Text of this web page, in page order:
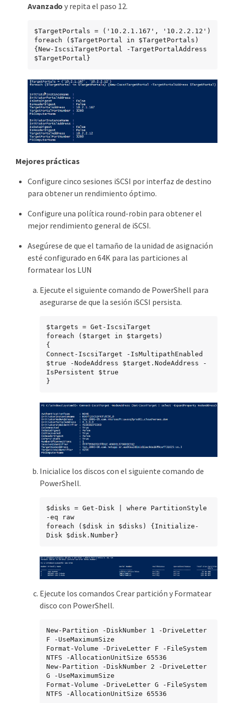
Avanzado y repita el paso 12.
$TargetPortals = ('10.2.1.167', '10.2.2.12')
foreach ($TargetPortal in $TargetPortals)
{New-IscsiTargetPortal -TargetPortalAddress
$TargetPortal}
Mejores prácticas
Configure cinco sesiones iSCSI por interfaz de destino
para obtener un rendimiento óptimo.
Configure una política round-robin para obtener el
mejor rendimiento general de iSCSI.
Asegúrese de que el tamaño de la unidad de asignación
esté configurado en 64K para las particiones al
formatear los LUN
Ejecute el siguiente comando de PowerShell para
asegurarse de que la sesión iSCSI persista.
$targets = Get-IscsiTarget
foreach ($target in $targets)
{
Connect-IscsiTarget -IsMultipathEnabled
$true -NodeAddress $target.NodeAddress -
IsPersistent $true
}
Inicialice los discos con el siguiente comando de
PowerShell.
$disks = Get-Disk | where PartitionStyle
-eq raw
foreach ($disk in $disks) {Initialize-
Disk $disk.Number}
Ejecute los comandos Crear partición y Formatear
disco con PowerShell.
New-Partition -DiskNumber 1 -DriveLetter
F -UseMaximumSize
Format-Volume -DriveLetter F -FileSystem
NTFS -AllocationUnitSize 65536
New-Partition -DiskNumber 2 -DriveLetter
G -UseMaximumSize
Format-Volume -DriveLetter G -FileSystem
NTFS -AllocationUnitSize 65536